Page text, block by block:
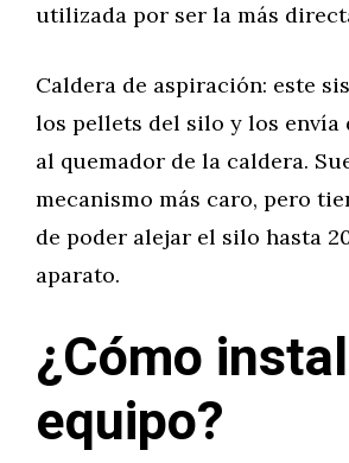
utilizada por ser la más
Caldera de aspiración: este
los pellets del silo y los envía
al quemador de la caldera.
mecanismo más caro, pero
de poder alejar el silo hasta
aparato.
¿Cómo
equipo?